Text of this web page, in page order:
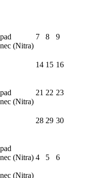
(Nitra)
7 8 9
14 15 16
(Nitra)
21 22 23
28 29 30
(Nitra)
(Nitra)
4 5 6